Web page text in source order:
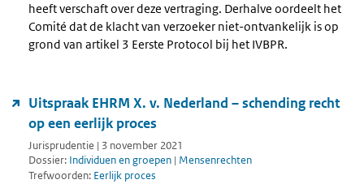
heeft verschaft over deze vertraging. Derhalve oordeelt het
Comité dat de klacht van verzoeker niet-ontvankelijk is op
grond van artikel 3 Eerste Protocol bij het IVBPR.
Uitspraak EHRM X. v. Nederland – schending recht
op een eerlijk proces
Jurisprudentie | 3 november 2021
Dossier: Individuen en groepen | Mensenrechten
Trefwoorden: Eerlijk proces